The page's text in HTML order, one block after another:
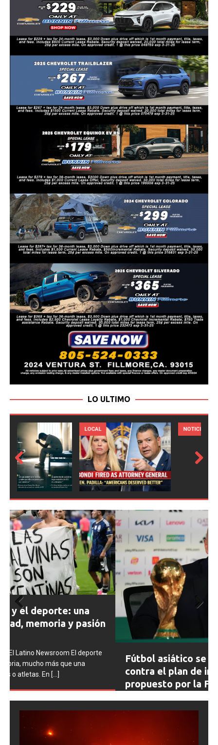
LO ULTIMO
LOCAL NOTICIAS
Prev
ious
Fútbol asiático se suma al rechazo
contra el plan de inversión privada
propuesto por la FIFA para el Mundial
0SHARESShareTweet Por El Latino Newsroom La
creciente controversia en torno al futuro financiero de la
ious
Next